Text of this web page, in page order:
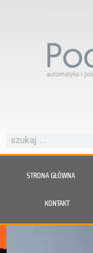
STRONA GŁÓWNA
KONTAKT